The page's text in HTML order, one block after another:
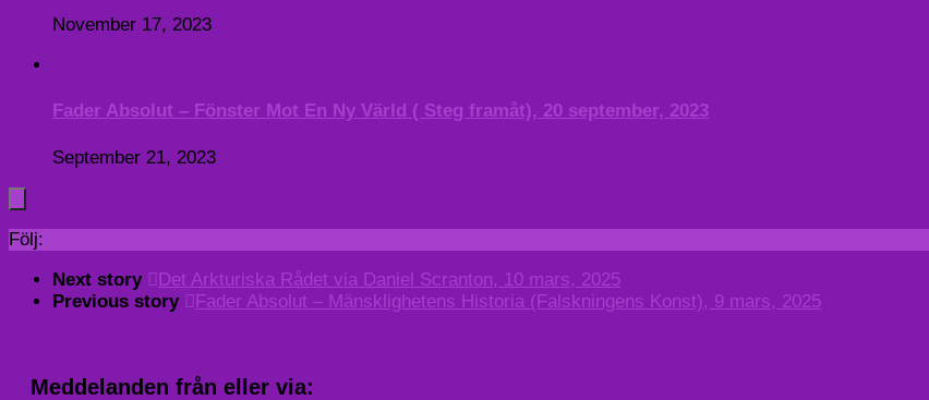
November 17, 2023
Fader Absolut – Fönster Mot En Ny Värld ( Steg framåt), 20 september, 2023
September 21, 2023
Följ:
Next story
Det Arkturiska Rådet via Daniel Scranton, 10 mars, 2025
Previous story
Fader Absolut – Mänsklighetens Historia (Falskningens Konst), 9 mars, 2025
Meddelanden från eller via: